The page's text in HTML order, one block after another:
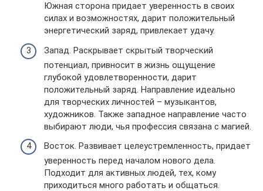
Южная сторона придает уверенность в своих
силах и возможностях, дарит положительный
энергетический заряд, привлекает удачу.
Запад. Раскрывает скрытый творческий
потенциал, привносит в жизнь ощущение
глубокой удовлетворенности, дарит
положительный заряд. Направление идеально
для творческих личностей – музыкантов,
художников. Также западное направление часто
выбирают люди, чья профессия связана с магией.
Восток. Развивает целеустремленность, придает
уверенность перед началом нового дела.
Подходит для активных людей, тех, кому
приходиться много работать и общаться.